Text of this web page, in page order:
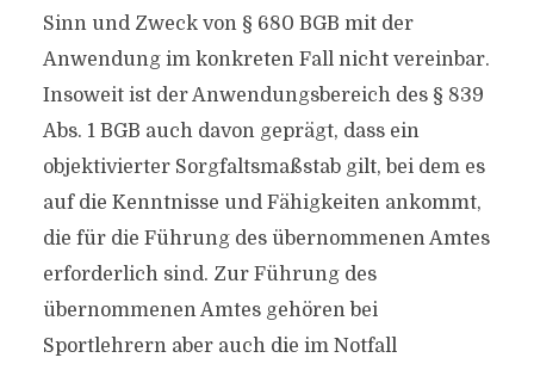
Sinn und Zweck von § 680 BGB mit der
Anwendung im konkreten Fall nicht vereinbar.
Insoweit ist der Anwendungsbereich des § 839
Abs. 1 BGB auch davon geprägt, dass ein
objektivierter Sorgfaltsmaßstab gilt, bei dem es
auf die Kenntnisse und Fähigkeiten ankommt,
die für die Führung des übernommenen Amtes
erforderlich sind. Zur Führung des
übernommenen Amtes gehören bei
Sportlehrern aber auch die im Notfall